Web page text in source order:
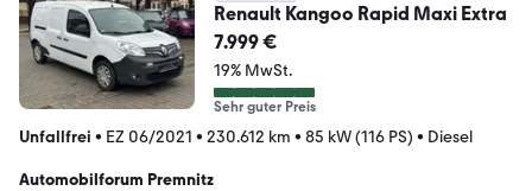
Renault Kangoo Rapid Maxi Extra
7.999 €
19% MwSt.
Sehr guter Preis
Unfallfrei • EZ 06/2021 • 230.612 km • 85 kW (116 PS) • Diesel
Automobilforum Premnitz